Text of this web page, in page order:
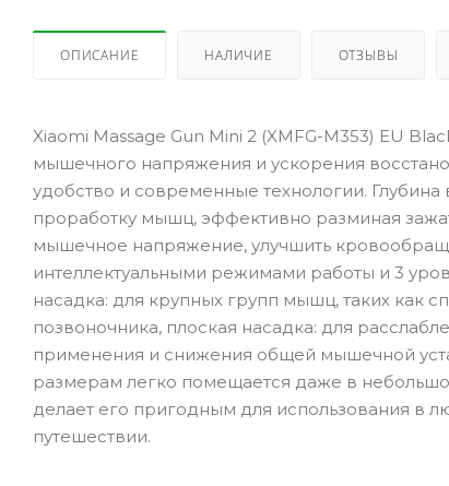
ОПИСАНИЕ НАЛИЧИЕ ОТЗЫВЫ
Xiaomi Massage Gun Mini 2 (XMFG-M353) EU
мышечного напряжения и ускорения
удобство и современные технологии.
проработку мышц, эффективно разминая
мышечное напряжение, улучшить
интеллектуальными режимами работы и 3
насадка: для крупных групп мышц, таких как
позвоночника, плоская насадка: для
применения и снижения общей мышечной
размерам легко помещается даже в
делает его пригодным для использования в
путешествии.